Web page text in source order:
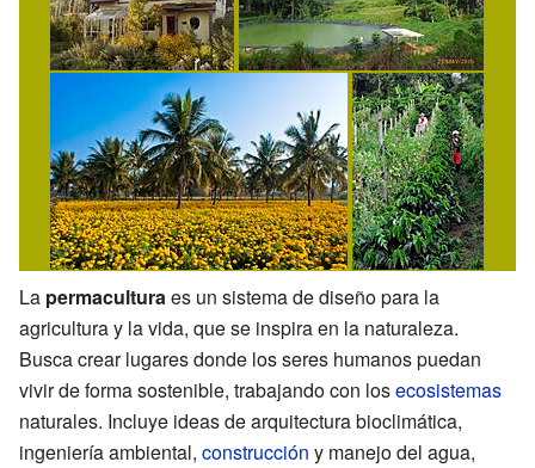
La permaculturaes un sistema de diseño para la
agricultura y la vida, que se inspira en la naturaleza.
Busca crear lugares donde los seres humanos puedan
vivir de forma sostenible, trabajando con losecosistemas
naturales. Incluye ideas de arquitectura bioclimática,
ingeniería ambiental, construcción y manejo del agua,